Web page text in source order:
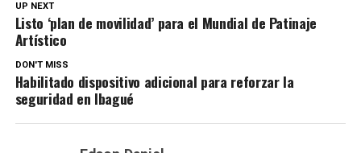
UP NEXT
Listo ‘plan de movilidad’ para el Mundial de Patinaje
Artístico
DON'T MISS
Habilitado dispositivo adicional para reforzar la
seguridad en Ibagué